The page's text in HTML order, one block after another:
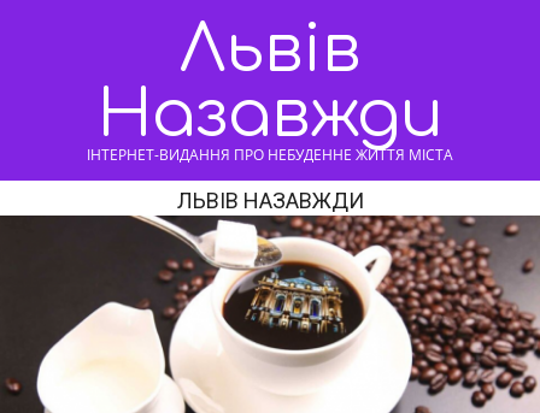
Львів
Назавжди
ІНТЕРНЕТ-ВИДАННЯ ПРО НЕБУДЕННЕ ЖИТТЯ МІСТА
ЛЬВІВ НАЗАВЖДИ